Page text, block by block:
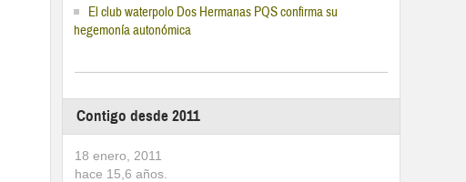
El club waterpolo Dos Hermanas PQS confirma su
hegemonía autonómica
Contigo desde 2011
18 enero, 2011
hace 15,6 años.